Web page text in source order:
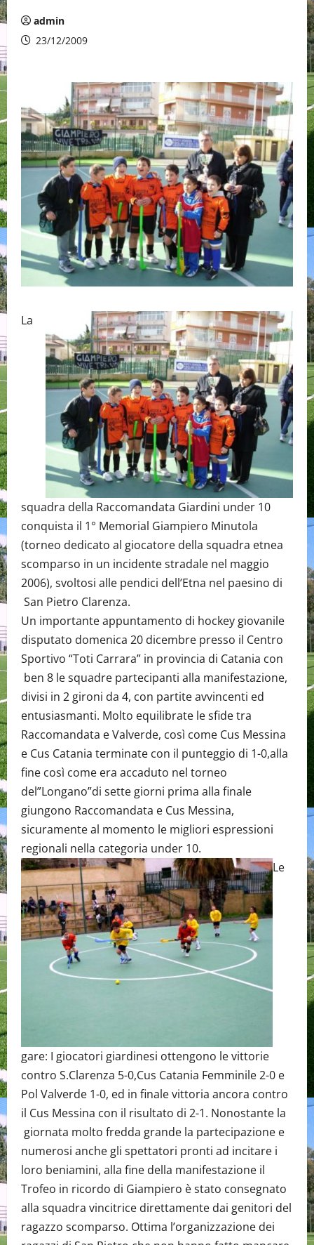
admin
23/12/2009
La
squadra della Raccomandata Giardini under 10
conquista il 1° Memorial Giampiero Minutola
(torneo dedicato al giocatore della squadra etnea
scomparso in un incidente stradale nel maggio
2006), svoltosi alle pendici dell’Etna nel paesino di
San Pietro Clarenza.
Un importante appuntamento di hockey giovanile
disputato domenica 20 dicembre presso il Centro
Sportivo “Toti Carrara” in provincia di Catania con
ben 8 le squadre partecipanti alla manifestazione,
divisi in 2 gironi da 4, con partite avvincenti ed
entusiasmanti. Molto equilibrate le sfide tra
Raccomandata e Valverde, così come Cus Messina
e Cus Catania terminate con il punteggio di 1-0,alla
fine così come era accaduto nel torneo
del”Longano”di sette giorni prima alla finale
giungono Raccomandata e Cus Messina,
sicuramente al momento le migliori espressioni
regionali nella categoria under 10.
Le
gare: I giocatori giardinesi ottengono le vittorie
contro S.Clarenza 5-0,Cus Catania Femminile 2-0 e
Pol Valverde 1-0, ed in finale vittoria ancora contro
il Cus Messina con il risultato di 2-1. Nonostante la
giornata molto fredda grande la partecipazione e
numerosi anche gli spettatori pronti ad incitare i
loro beniamini, alla fine della manifestazione il
Trofeo in ricordo di Giampiero è stato consegnato
alla squadra vincitrice direttamente dai genitori del
ragazzo scomparso. Ottima l’organizzazione dei